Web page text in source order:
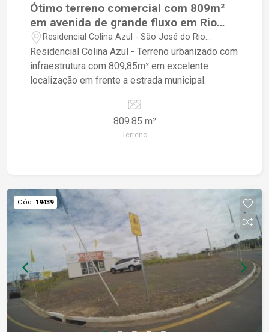
Ótimo terreno comercial com 809m²
em avenida de grande fluxo em Rio
Preto
Residencial Colina Azul - São José do Rio
Preto/SP
Residencial Colina Azul - Terreno urbanizado com
infraestrutura com 809,85m² em excelente
localização em frente a estrada municipal.
809.85 m²
Terreno
Cód. 19439